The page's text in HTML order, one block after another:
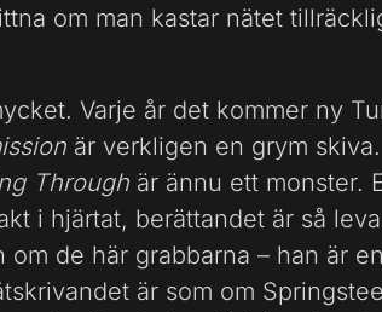
om man kastar nätet
Varje år det kommer ny
är verkligen en grym skiva.
Through är ännu ett monster.
i hjärtat, berättandet är så
de här grabbarna – han är
är som om